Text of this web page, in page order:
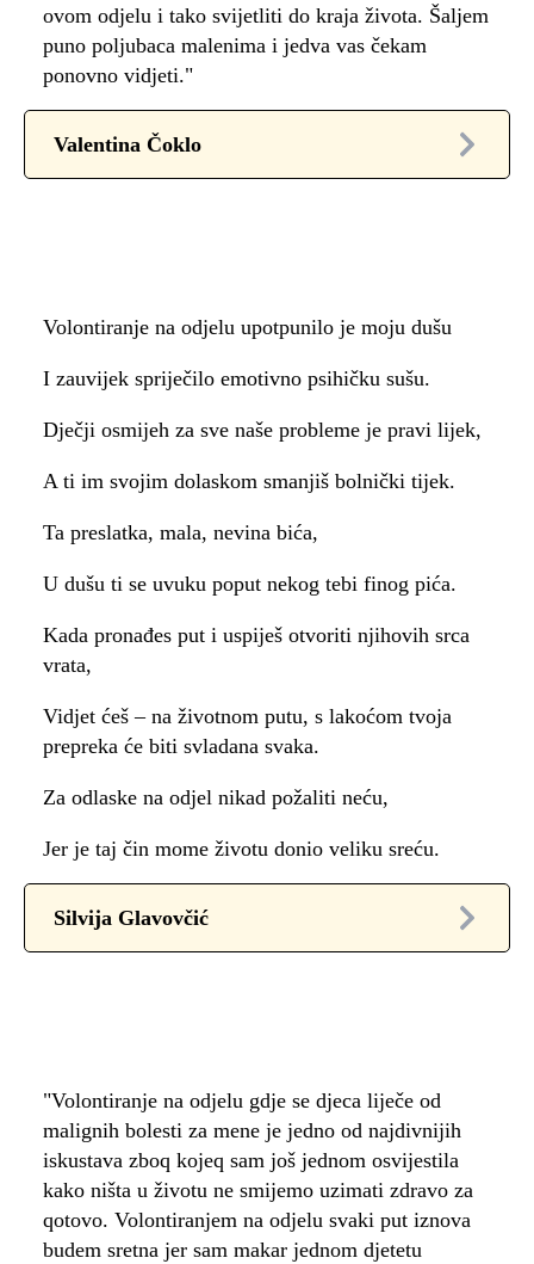
ovom odjelu i tako svijetliti do kraja života. Šaljem
puno poljubaca malenima i jedva vas čekam
ponovno vidjeti."
Valentina Čoklo
Volontiranje na odjelu upotpunilo je moju dušu
I zauvijek spriječilo emotivno psihičku sušu.
Dječji osmijeh za sve naše probleme je pravi lijek,
A ti im svojim dolaskom smanjiš bolnički tijek.
Ta preslatka, mala, nevina bića,
U dušu ti se uvuku poput nekog tebi finog pića.
Kada pronađes put i uspiješ otvoriti njihovih srca
vrata,
Vidjet ćeš – na životnom putu, s lakoćom tvoja
prepreka će biti svladana svaka.
Za odlaske na odjel nikad požaliti neću,
Jer je taj čin mome životu donio veliku sreću.
Silvija Glavovčić
"Volontiranje na odjelu gdje se djeca liječe od
malignih bolesti za mene je jedno od najdivnijih
iskustava zboq kojeq sam još jednom osvijestila
kako ništa u životu ne smijemo uzimati zdravo za
qotovo. Volontiranjem na odjelu svaki put iznova
budem sretna jer sam makar jednom djetetu